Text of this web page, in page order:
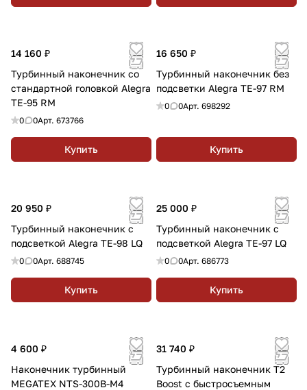
14 160 ₽
Турбинный наконечник со
стандартной головкой Alegra
TE-95 RM
0 0Арт. 673766
Купить
16 650 ₽
Турбинный наконечник без
подсветки Alegra TE-97 RM
0 0Арт. 698292
Купить
20 950 ₽
Турбинный наконечник с
подсветкой Alegra TE-98 LQ
0 0Арт. 688745
Купить
25 000 ₽
Турбинный наконечник с
подсветкой Alegra TE-97 LQ
0 0Арт. 686773
Купить
4 600 ₽
Наконечник турбинный
MEGATEX NTS-300B-М4
31 740 ₽
Турбинный наконечник T2
Boost с быстросъемным